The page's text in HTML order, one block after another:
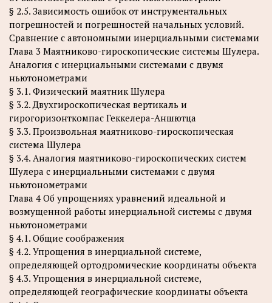
§ 2.5. Зависимость ошибок от инструментальных
погрешностей и погрешностей начальных условий.
Сравнение с автономными инерциальными системами
Глава 3 Маятниково-гироскопические системы Шулера.
Аналогия с инерциальными системами с двумя
ньютонометрами
§ 3.1. Физический маятник Шулера
§ 3.2. Двухгироскопическая вертикаль и
гирогоризонткомпас Геккелера-Аншютца
§ 3.3. Произвольная маятниково-гироскопическая
система Шулера
§ 3.4. Аналогия маятниково-гироскопических систем
Шулера с инерциальными системами с двумя
ньютонометрами
Глава 4 Об упрощениях уравнений идеальной и
возмущенной работы инерциальной системы с двумя
ньютонометрами
§ 4.1. Общие соображения
§ 4.2. Упрощения в инерциальной системе,
определяющей ортодромические координаты объекта
§ 4.3. Упрощения в инерциальной системе,
определяющей географические координаты объекта